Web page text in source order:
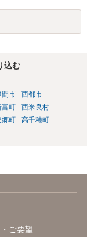
込む
間市
西都市
富町
西米良村
郷町
高千穂町
ご要望